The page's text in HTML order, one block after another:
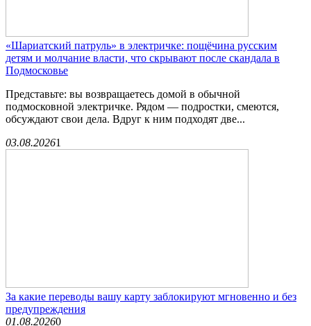
«Шариатский патруль» в электричке: пощёчина русским
детям и молчание власти, что скрывают после скандала в
Подмосковье
Представьте: вы возвращаетесь домой в обычной
подмосковной электричке. Рядом — подростки, смеются,
обсуждают свои дела. Вдруг к ним подходят две...
03.08.20261
За какие переводы вашу карту заблокируют мгновенно и без
предупреждения
01.08.20260